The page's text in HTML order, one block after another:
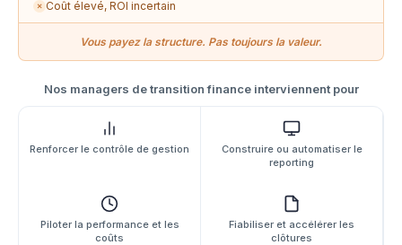
✗ Coût élevé, ROI incertain
Vous payez la structure. Pas toujours la valeur.
Nos managers de transition finance interviennent pour
Renforcer le contrôle de gestion
Construire ou automatiser le
reporting
Piloter la performance et les
coûts
Fiabiliser et accélérer les
clôtures